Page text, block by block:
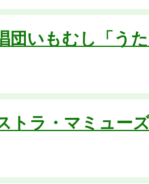
団いもむし「う
トラ・マミュー